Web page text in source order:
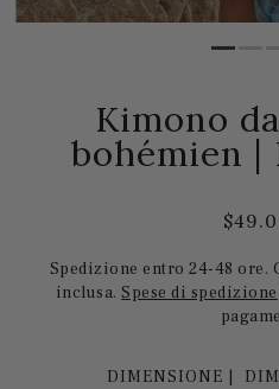
Kimono
bohémien
Spedizione entro 24-48
inclusa. Spese di spedizione
DIMENSIONE |